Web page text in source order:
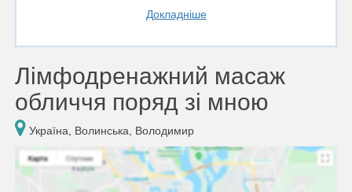
Докладніше
Лімфодренажний масаж
обличчя поряд зі мною
Україна, Волинська, Володимир